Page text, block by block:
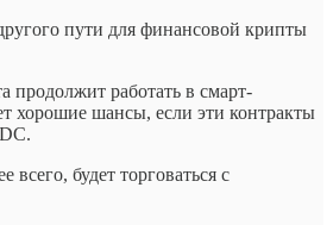
пути для финансовой крипты
продолжит работать в смарт-
хорошие шансы, если эти контракты
всего, будет торговаться с